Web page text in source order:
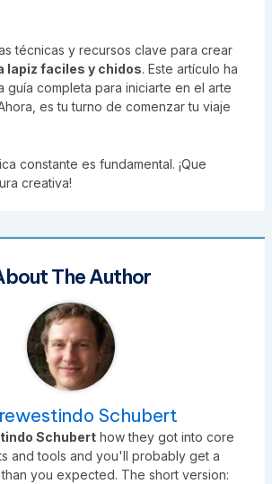
técnicas y recursos clave para crear
lapiz faciles y chidos. Este artículo ha
guía completa para iniciarte en el arte
es tu turno de comenzar tu viaje
constante es fundamental. ¡Que
creativa!
The Author
Schubert
Schuberthow they got into core
and tools and you'll probably get a
you expected. The short version: